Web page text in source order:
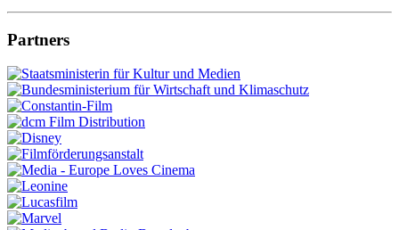
Partners